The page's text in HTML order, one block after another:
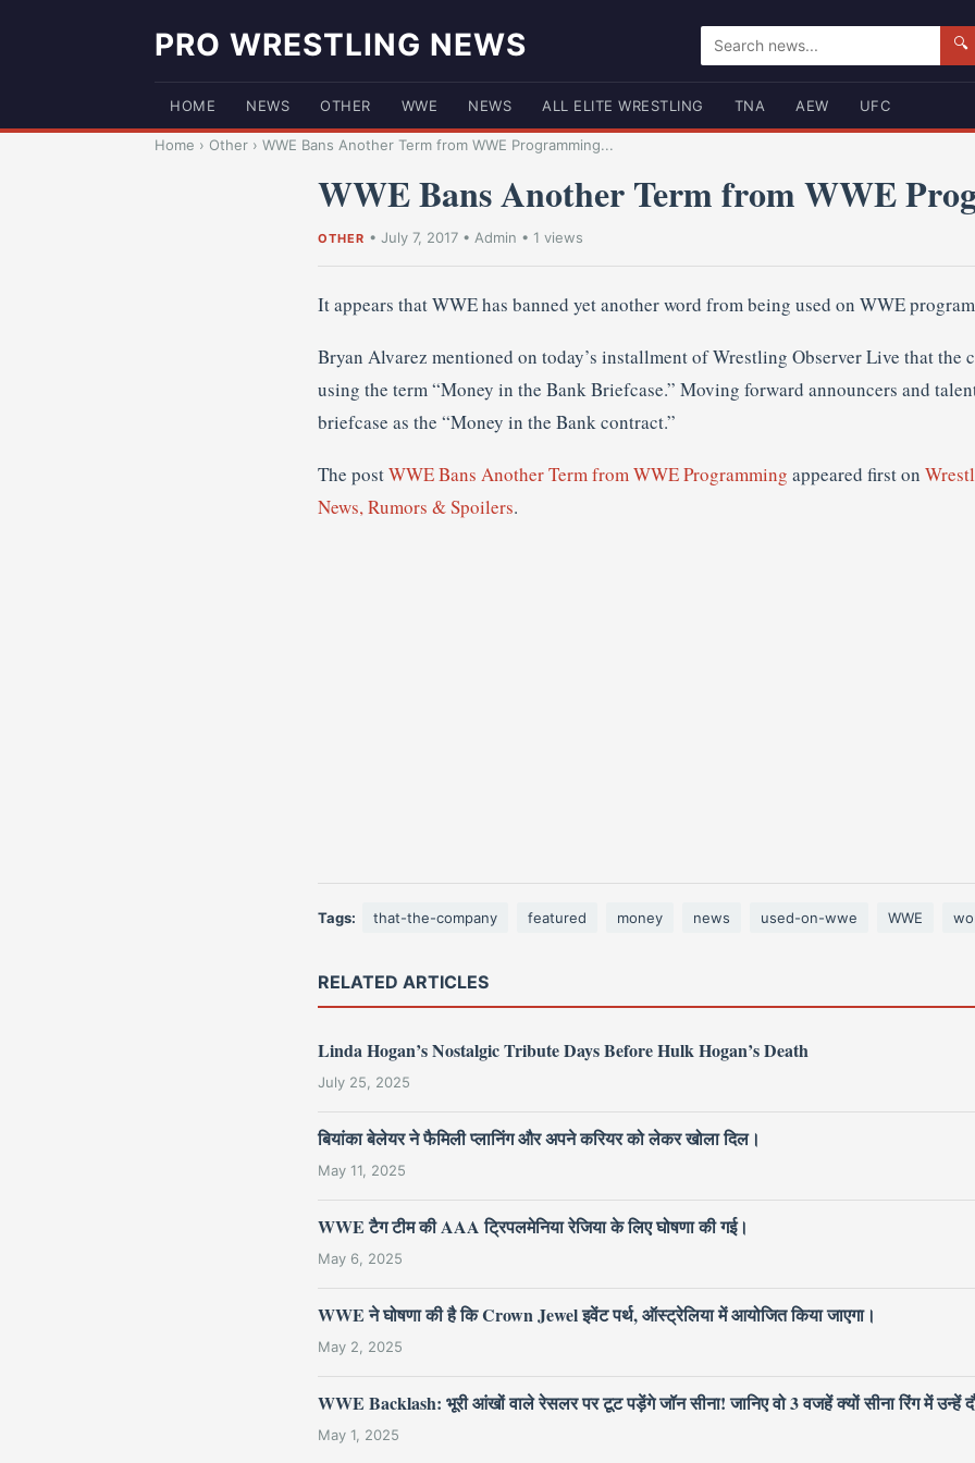
PRO WRESTLING NEWS 🔍
HOME NEWS OTHER WWE NEWS ALL ELITE WRESTLING TNA AEW UFC
Home › Other › WWE Bans Another Term from WWE Programming...
WWE Bans Another Term from WWE
OTHER • July 7, 2017 • Admin • 1 views
It appears that WWE has banned yet another word from being used on WWE
Bryan Alvarez mentioned on today’s installment of Wrestling Observer Live that the
using the term “Money in the Bank Briefcase.” Moving forward announcers and
briefcase as the “Money in the Bank contract.”
The postWWE Bans Another Term from WWE Programming appeared first on
News, Rumors & Spoilers.
Tags: that-the-company featured money news used-on-wwe WWE
RELATED ARTICLES
Linda Hogan’s Nostalgic Tribute Days Before Hulk Hogan’s Death
July 25, 2025
बियांका बेलेयर ने फैमिली प्लानिंग और अपने करियर को लेकर खोला दिल।
May 11, 2025
WWE टैग टीम की AAA ट्रिपलमेनिया रेजिया के लिए घोषणा की गई।
May 6, 2025
WWE ने घोषणा की है कि Crown Jewel इवेंट पर्थ, ऑस्ट्रेलिया में आयोजित किया जाएगा।
May 2, 2025
WWE Backlash: भूरी आंखों वाले रेसलर पर टूट पड़ेंगे जॉन सीना! जानिए वो 3 वजहें क्यों सीना रिंग में उन्हें
May 1, 2025